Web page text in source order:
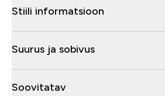
Stiili informatsioon
Suurus ja sobivus
Soovitatav